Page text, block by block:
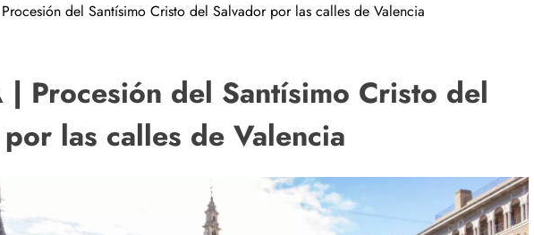
del Santísimo Cristo del Salvador por las calles de Valencia
| Procesión del Santísimo Cristo del
las calles de Valencia